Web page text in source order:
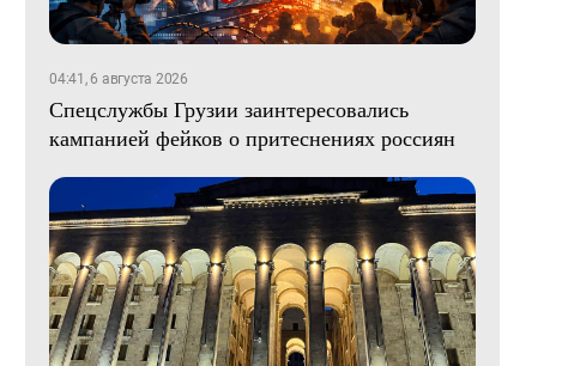
04:41, 6 августа 2026
Спецслужбы Грузии заинтересовались
кампанией фейков о притеснениях россиян